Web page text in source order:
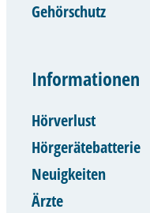
Gehörschutz
Informationen
Hörverlust
Hörgerätebatterie
Neuigkeiten
Ärzte